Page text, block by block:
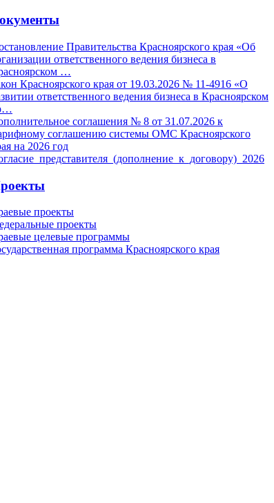
Правительства Красноярского края «Об
ответственного ведения бизнеса в
…
Красноярского края от 19.03.2026 № 11-4916 «О
ответственного ведения бизнеса в Красноярском
соглашения № 8 от 31.07.2026 к
соглашению системы ОМС Красноярского
на 2026 год
проекты
проекты
целевые программы
программа Красноярского края